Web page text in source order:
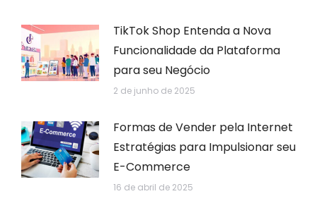
TikTok Shop Entenda a Nova
Funcionalidade da Plataforma
para seu Negócio
2 de junho de 2025
Formas de Vender pela Internet
Estratégias para Impulsionar seu
E-Commerce
16 de abril de 2025